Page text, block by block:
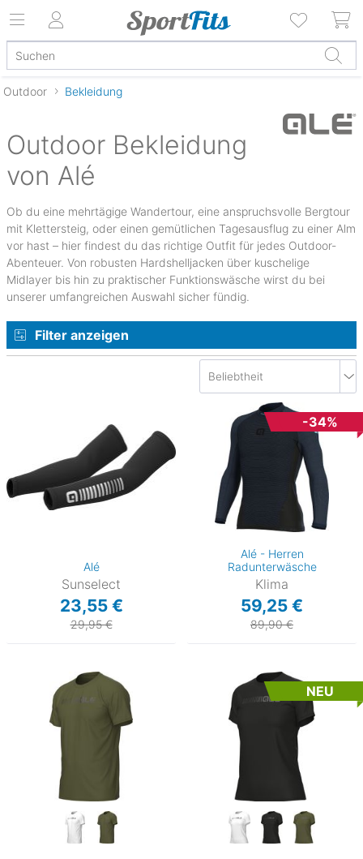
Outdoor Bekleidung
Outdoor Bekleidung
von Alé
Ob du eine mehrtägige Wandertour, eine anspruchsvolle Bergtour
mit Klettersteig, oder einen gemütlichen Tagesausflug zu einer Alm
vor hast – hier findest du das richtige Outfit für jedes Outdoor-
Abenteuer. Von robusten Hardshelljacken über kuschelige
Midlayer bis hin zu praktischer Funktionswäsche wirst du bei
unserer umfangreichen Auswahl sicher fündig.
Filter anzeigen
Alé
Sunselect
23,55 €
29,95 €
-34%
Alé - Herren
Radunterwäsche
Klima
59,25 €
89,90 €
NEU